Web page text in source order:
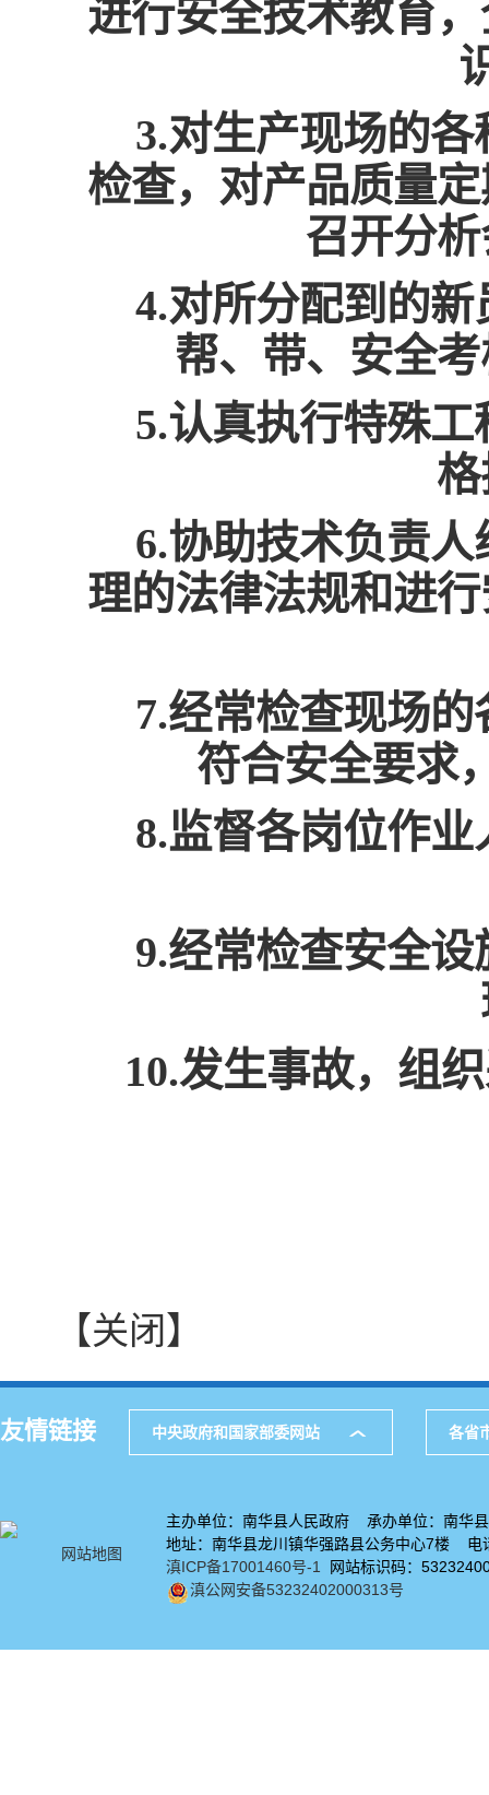
进行安全技术教育
3.对生产现场的
检查，对产品质量
召开分
4.对所分配到的
帮、带、安全
5.认真执行特殊
6.协助技术负责
理的法律法规和进
7.经常检查现场
符合安全要求
8.监督各岗位作
9.经常检查安全
10.发生事故，组
【关闭】
友情链接 中央政府和国家部委网站 各省
网站地图
主办单位：南华县人民政府 承办单位：南华
地址：南华县龙川镇华强路县公务中心7楼
滇ICP备17001460号-1
网站标识码：
滇公网安备53232402000313号